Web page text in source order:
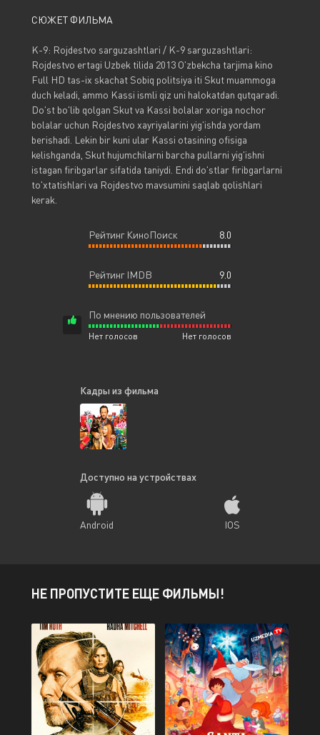
СЮЖЕТ ФИЛЬМА
K-9: Rojdestvo sarguzashtlari / K-9 sarguzashtlari:
Rojdestvo ertagi Uzbek tilida 2013 O'zbekcha tarjima kino
Full HD tas-ix skachat Sobiq politsiya iti Skut muammoga
duch keladi, ammo Kassi ismli qiz uni halokatdan qutqaradi.
Do'st bo'lib qolgan Skut va Kassi bolalar xoriga nochor
bolalar uchun Rojdestvo xayriyalarini yig'ishda yordam
berishadi. Lekin bir kuni ular Kassi otasining ofisiga
kelishganda, Skut hujumchilarni barcha pullarni yig'ishni
istagan firibgarlar sifatida taniydi. Endi do'stlar firibgarlarni
to'xtatishlari va Rojdestvo mavsumini saqlab qolishlari
kerak.
Рейтинг КиноПоиск 8.0
Рейтинг IMDB 9.0
По мнению пользователей
Нет голосов Нет голосов
Кадры из фильма
Доступно на устройствах
Android IOS
НЕ ПРОПУСТИТЕ ЕЩЕ ФИЛЬМЫ!